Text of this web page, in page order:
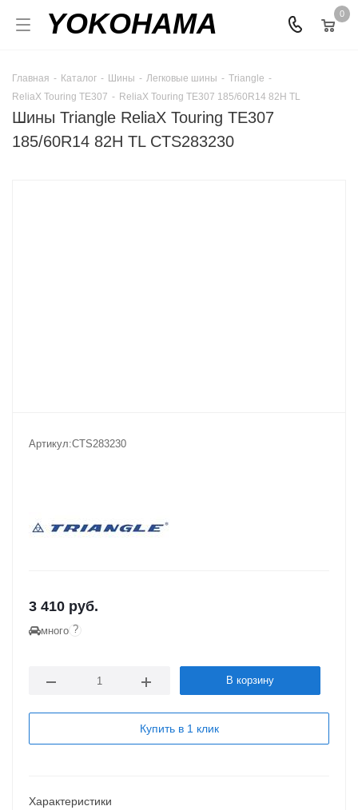
YOKOHAMA 0
Главная - Каталог - Шины - Легковые шины - Triangle -
ReliaX Touring TE307 - ReliaX Touring TE307 185/60R14 82H TL
Шины Triangle ReliaX Touring TE307
185/60R14 82H TL CTS283230
Артикул:CTS283230
3 410 руб.
много ?
В корзину
Купить в 1 клик
Характеристики